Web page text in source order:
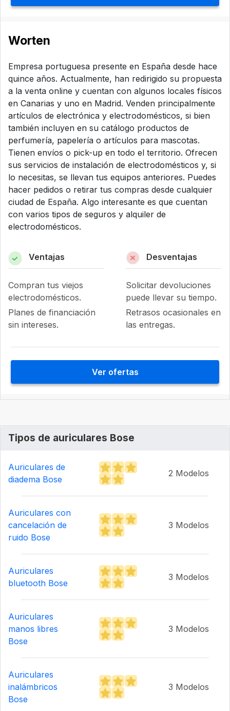
Worten
Empresa portuguesa presente en España desde hace
quince años. Actualmente, han redirigido su propuesta
a la venta online y cuentan con algunos locales físicos
en Canarias y uno en Madrid. Venden principalmente
artículos de electrónica y electrodomésticos, si bien
también incluyen en su catálogo productos de
perfumería, papelería o artículos para mascotas.
Tienen envíos o pick-up en todo el territorio. Ofrecen
sus servicios de instalación de electrodomésticos y, si
lo necesitas, se llevan tus equipos anteriores. Puedes
hacer pedidos o retirar tus compras desde cualquier
ciudad de España. Algo interesante es que cuentan
con varios tipos de seguros y alquiler de
electrodomésticos.
Ventajas
Compran tus viejos
electrodomésticos.
Planes de financiación
sin intereses.
Desventajas
Solicitar devoluciones
puede llevar su tiempo.
Retrasos ocasionales en
las entregas.
Ver ofertas
Tipos de auriculares Bose
Auriculares de
diadema Bose
2 Modelos
Auriculares con
cancelación de
ruido Bose
3 Modelos
Auriculares
bluetooth Bose
3 Modelos
Auriculares
manos libres
Bose
3 Modelos
Auriculares
inalámbricos
Bose
3 Modelos